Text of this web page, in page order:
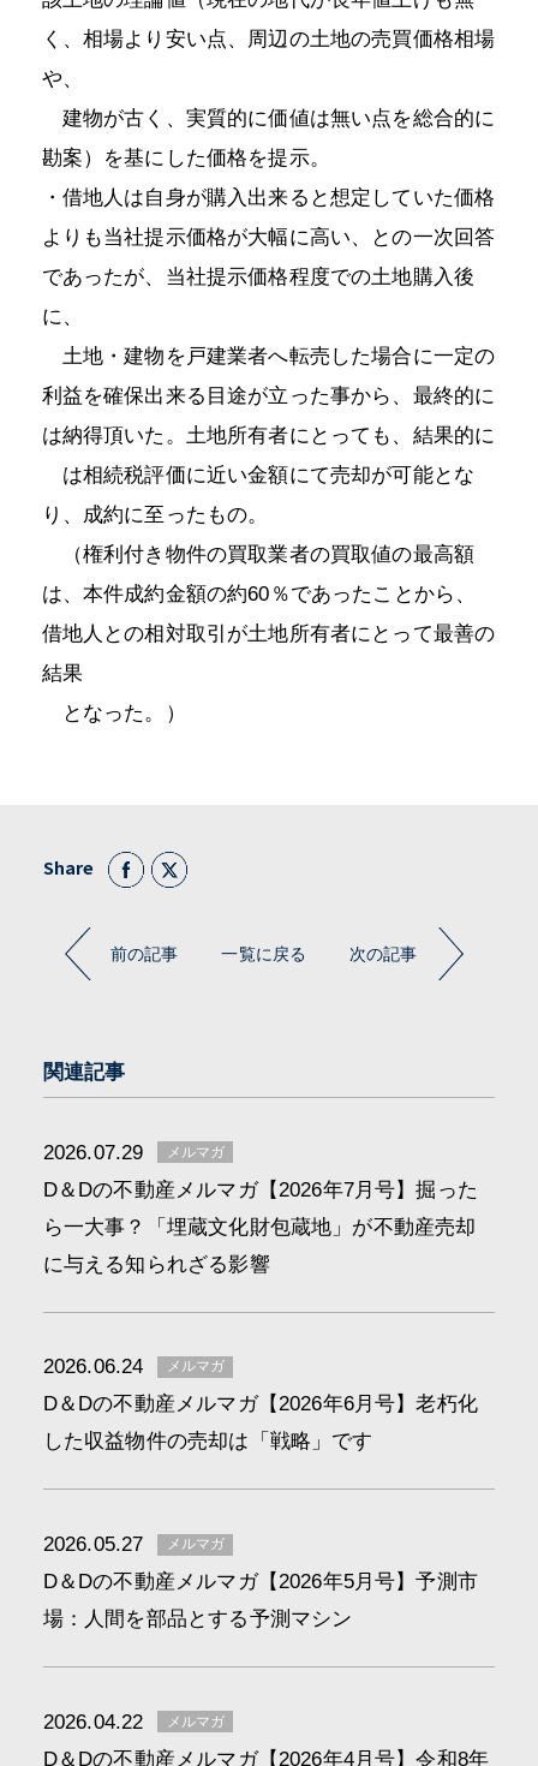
く、相場より安い点、周辺の土地の売買価格相場
や、
建物が古く、実質的に価値は無い点を総合的に
勘案）を基にした価格を提示。
・借地人は自身が購入出来ると想定していた価格
よりも当社提示価格が大幅に高い、との一次回答
であったが、当社提示価格程度での土地購入後
に、
土地・建物を戸建業者へ転売した場合に一定の
利益を確保出来る目途が立った事から、最終的に
は納得頂いた。土地所有者にとっても、結果的に
は相続税評価に近い金額にて売却が可能とな
り、成約に至ったもの。
（権利付き物件の買取業者の買取値の最高額
は、本件成約金額の約60％であったことから、
借地人との相対取引が土地所有者にとって最善の
結果
となった。）
Share
前の記事 一覧に戻る 次の記事
関連記事
2026.07.29 メルマガ
D＆Dの不動産メルマガ【2026年7月号】掘った
ら一大事？「埋蔵文化財包蔵地」が不動産売却
に与える知られざる影響
2026.06.24 メルマガ
D＆Dの不動産メルマガ【2026年6月号】老朽化
した収益物件の売却は「戦略」です
2026.05.27 メルマガ
D＆Dの不動産メルマガ【2026年5月号】予測市
場：人間を部品とする予測マシン
2026.04.22 メルマガ
D＆Dの不動産メルマガ【2026年4月号】令和8年